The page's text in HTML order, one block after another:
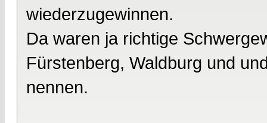
wiederzugewinnen.
Da waren ja richtige
Fürstenberg, Waldburg und
nennen.